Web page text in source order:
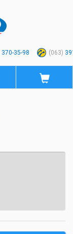
370-35-98 (063)